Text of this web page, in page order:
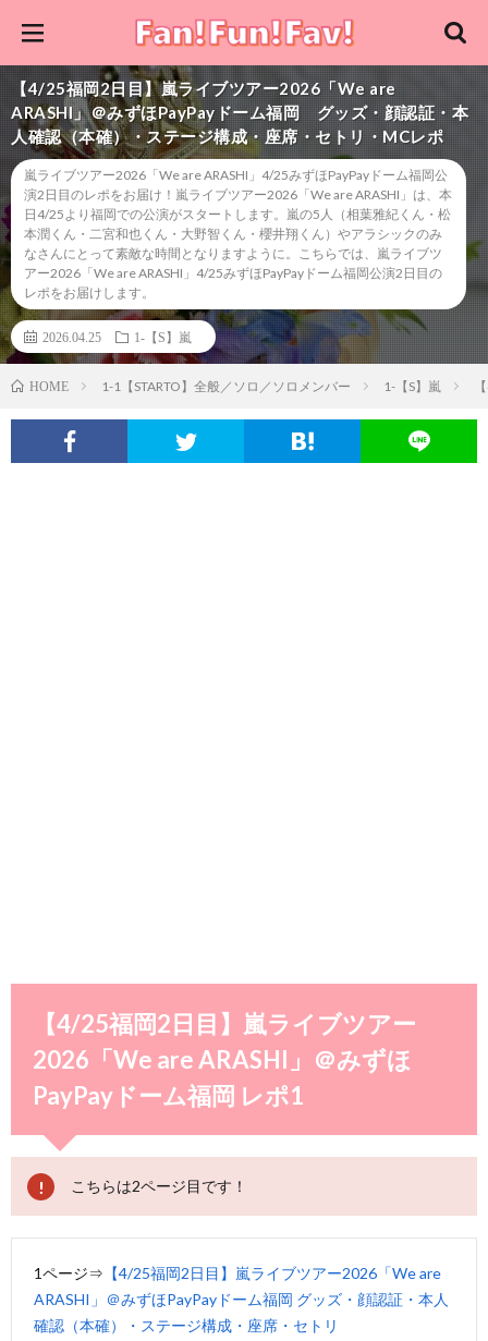
【4/25福岡2日目】嵐ライブツアー2026「We are
ARASHI」＠みずほPayPayドーム福岡 グッズ・顔認証・本
人確認（本確）・ステージ構成・座席・セトリ・MCレポ
嵐ライブツアー2026「We are ARASHI」4/25みずほPayPayドーム福岡公
演2日目のレポをお届け！嵐ライブツアー2026「We are ARASHI」は、本
日4/25より福岡での公演がスタートします。嵐の5人（相葉雅紀くん・松
本潤くん・二宮和也くん・大野智くん・櫻井翔くん）やアラシックのみ
なさんにとって素敵な時間となりますように。こちらでは、嵐ライブツ
アー2026「We are ARASHI」4/25みずほPayPayドーム福岡公演2日目の
レポをお届けします。
2026.04.25 1-【S】嵐
HOME 1-1【STARTO】全般／ソロ／ソロメンバー 1-【S】嵐
【4/25福岡2日目】嵐ライブツアー
2026「We are ARASHI」＠みずほ
PayPayドーム福岡 レポ1
こちらは2ページ目です！
1ページ⇒ 【4/25福岡2日目】嵐ライブツアー2026「We are
ARASHI」＠みずほPayPayドーム福岡 グッズ・顔認証・本人
確認（本確）・ステージ構成・座席・セトリ